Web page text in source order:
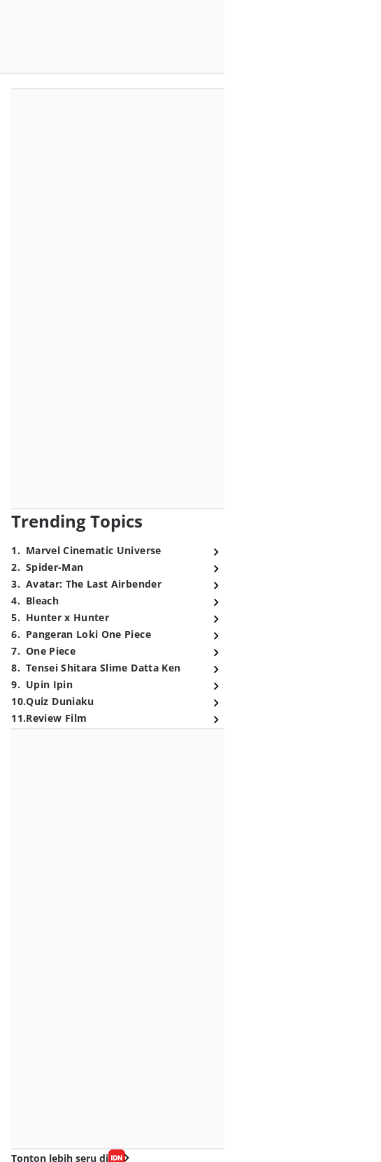
Trending Topics
1. Marvel Cinematic Universe
2. Spider-Man
3. Avatar: The Last Airbender
4. Bleach
5. Hunter x Hunter
6. Pangeran Loki One Piece
7. One Piece
8. Tensei Shitara Slime Datta Ken
9. Upin Ipin
10.Quiz Duniaku
11.Review Film
Tonton lebih seru di